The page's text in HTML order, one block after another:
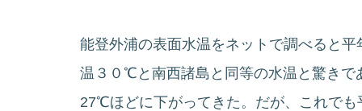
能登外浦の表面水温をネットで調べると
温３０℃と南西諸島と同等の水温と驚きで
27℃ほどに下がってきた。だが、これで